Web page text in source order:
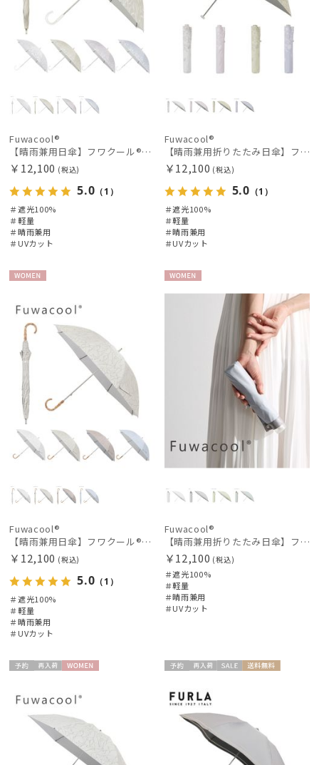
Fuwacool®
【晴雨兼用日傘】フワクール®ホワイト（Fuwacool® White）スパークルブラッシュ 遮光100 UV100
￥12,100 (税込)
5.0 （1）
＃遮光100%
＃軽量
＃晴雨兼用
＃UVカット
Fuwacool®
【晴雨兼用折りたたみ日傘】フワクール®ホワイト（Fuwacool® White）ボタニカルグリッター 遮光100 UV100
￥12,100 (税込)
5.0 （1）
＃遮光100%
＃軽量
＃晴雨兼用
＃UVカット
N
Fuwacool®
【晴雨兼用日傘】フワクール®ホワイト（Fuwacool® White）ラインフラワー 遮光100 UV100
￥12,100 (税込)
5.0 （1）
＃遮光100%
＃軽量
＃晴雨兼用
＃UVカット
Fuwacool®
【晴雨兼用折りたたみ日傘】フワクール®ホワイト（Fuwacool® White）グリッターリボン 遮光100 UV100
￥12,100 (税込)
＃遮光100%
＃軽量
＃晴雨兼用
＃UVカット
荷
ギフト
向け
WOME
N